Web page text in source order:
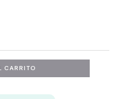
CARRITO